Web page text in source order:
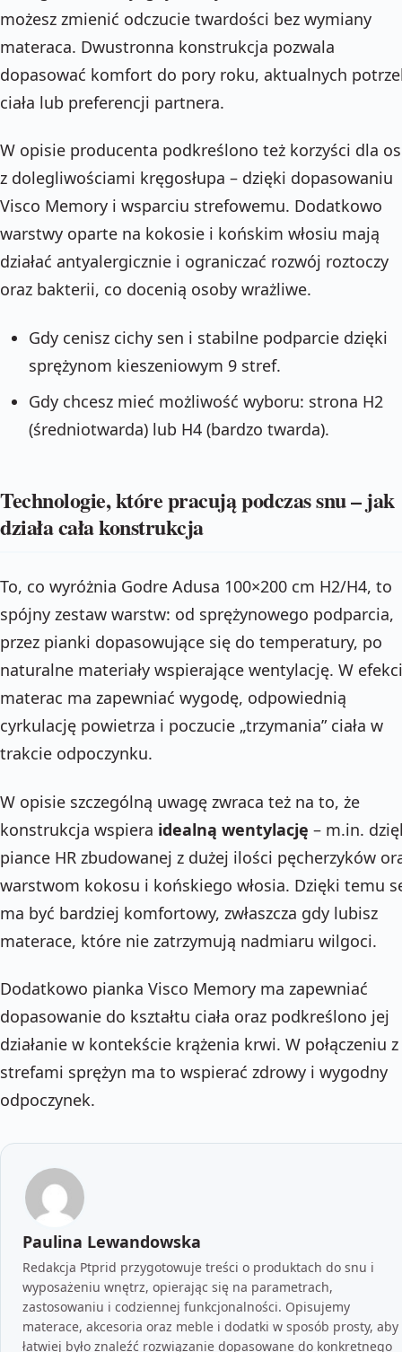
możesz zmienić odczucie twardości bez wymiany
materaca. Dwustronna konstrukcja pozwala
dopasować komfort do pory roku, aktualnych
ciała lub preferencji partnera.
W opisie producenta podkreślono też korzyści dla
z dolegliwościami kręgosłupa – dzięki dopasowaniu
Visco Memory i wsparciu strefowemu. Dodatkowo
warstwy oparte na kokosie i końskim włosiu mają
działać antyalergicznie i ograniczać rozwój roztoczy
oraz bakterii, co docenią osoby wrażliwe.
Gdy cenisz cichy sen i stabilne podparcie dzięki
sprężynom kieszeniowym 9 stref.
Gdy chcesz mieć możliwość wyboru: strona H2
(średniotwarda) lub H4 (bardzo twarda).
Technologie, które pracują podczas snu – jak
działa cała konstrukcja
To, co wyróżnia Godre Adusa 100×200 cm H2/H4, to
spójny zestaw warstw: od sprężynowego podparcia,
przez pianki dopasowujące się do temperatury, po
naturalne materiały wspierające wentylację. W
materac ma zapewniać wygodę, odpowiednią
cyrkulację powietrza i poczucie „trzymania” ciała w
trakcie odpoczynku.
W opisie szczególną uwagę zwraca też na to, że
konstrukcja wspiera idealną wentylację – m.in.
piance HR zbudowanej z dużej ilości pęcherzyków
warstwom kokosu i końskiego włosia. Dzięki temu
ma być bardziej komfortowy, zwłaszcza gdy lubisz
materace, które nie zatrzymują nadmiaru wilgoci.
Dodatkowo pianka Visco Memory ma zapewniać
dopasowanie do kształtu ciała oraz podkreślono jej
działanie w kontekście krążenia krwi. W połączeniu z
strefami sprężyn ma to wspierać zdrowy i wygodny
odpoczynek.
Paulina Lewandowska
Redakcja Ptprid przygotowuje treści o produktach do snu i
wyposażeniu wnętrz, opierając się na parametrach,
zastosowaniu i codziennej funkcjonalności. Opisujemy
materace, akcesoria oraz meble i dodatki w sposób prosty, aby
łatwiej było znaleźć rozwiązanie dopasowane do konkretnego